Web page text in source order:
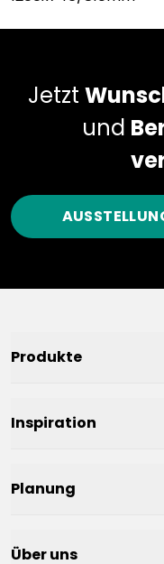
Jetzt
und
Produkte
Inspiration
Planung
Über uns